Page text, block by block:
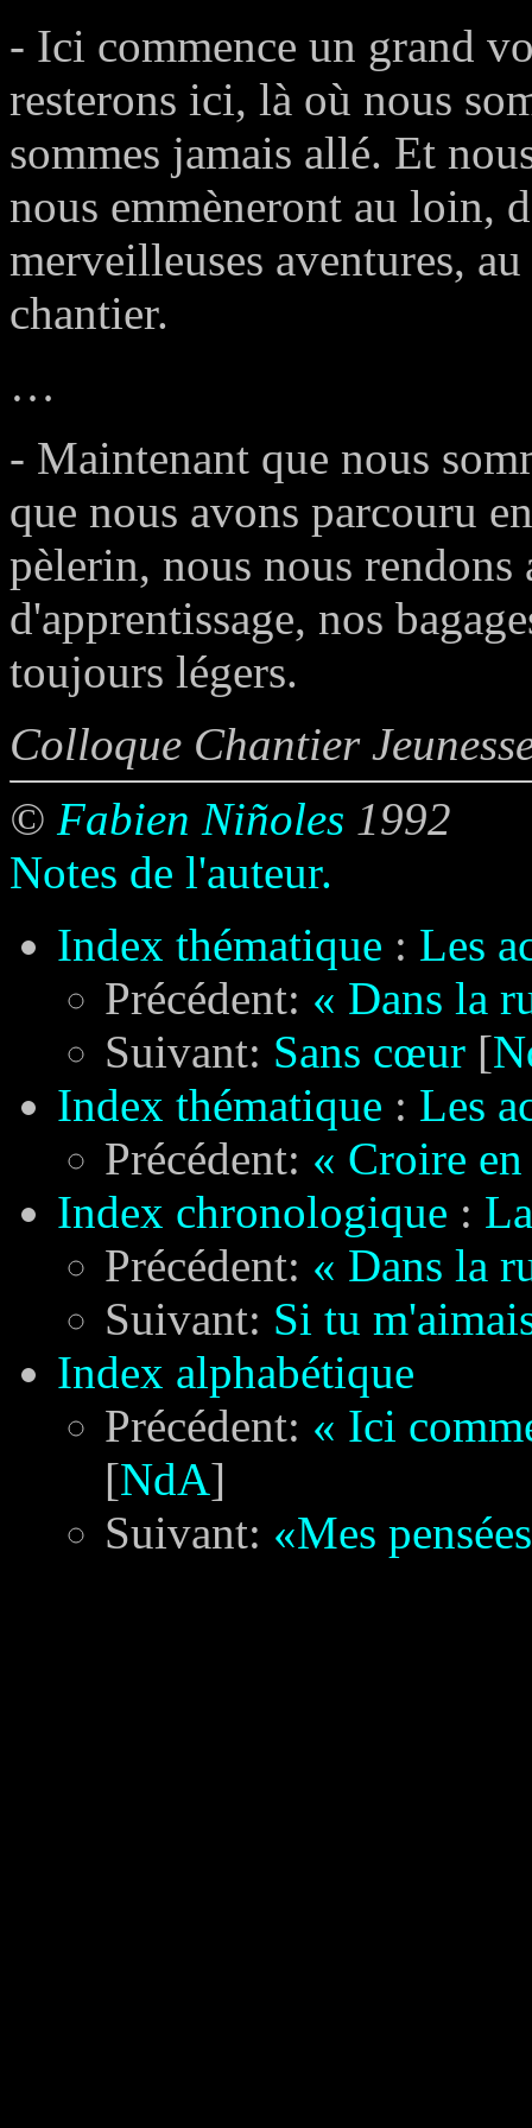
- Ici commence un grand
resterons ici, là où nous
sommes jamais allé. Et
nous emmèneront au loin,
merveilleuses aventures,
chantier.
…
- Maintenant que nous
que nous avons parcouru
pèlerin, nous nous
d'apprentissage, nos
toujours légers.
Colloque Chantier
© Fabien Niñoles 1992
Notes de l'auteur.
Index thématique : Les
Précédent: « Dans la
Suivant: Sans cœur [
Index thématique : Les
Précédent: « Croire
Index chronologique :
Précédent: « Dans la
Suivant: Si tu
Index alphabétique
Précédent: « Ici
[NdA]
Suivant: «Mes